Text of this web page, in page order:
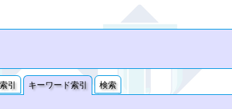
引 キーワード索引
検索